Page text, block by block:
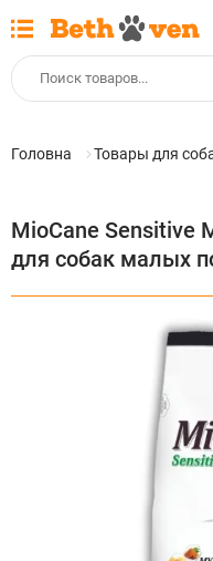
Головна Товары для
MioCane Sensitive
для собак малых